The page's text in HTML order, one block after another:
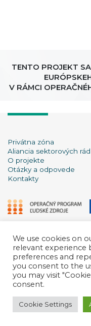
TENTO PROJEKT
V RÁMCI
Privátna zóna
Aliancia sektorových rád
O projekte
Otázky a odpovede
Kontakty
We use cookies on
relevant
preferences and
you consent to the
you may visit
consent.
Cookie Settings